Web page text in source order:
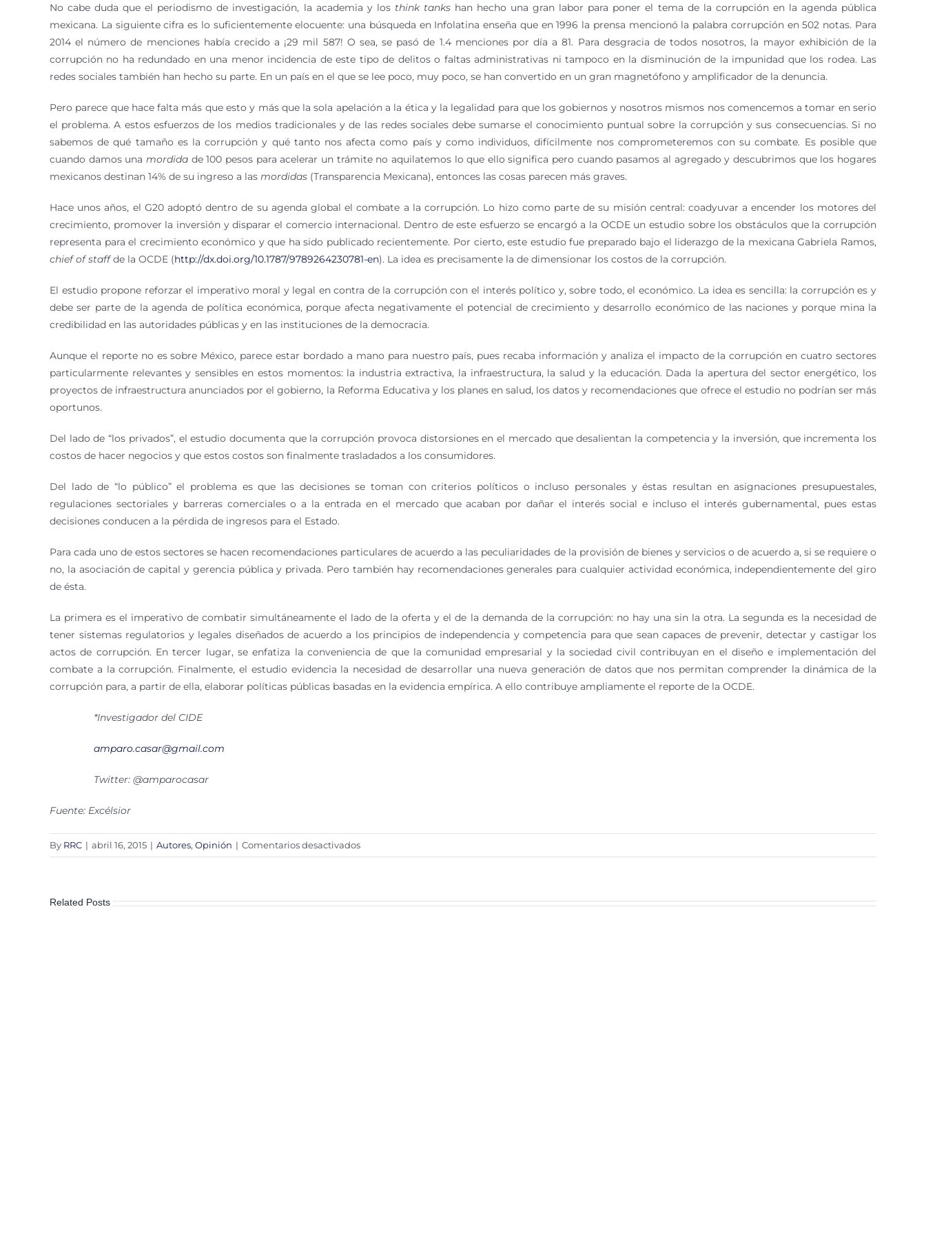
No cabe duda que el periodismo de investigación, la academia y los think tankshan hecho una gran labor para poner el tema de la corrupción en la agenda pública
mexicana. La siguiente cifra es lo suficientemente elocuente: una búsqueda en Infolatina enseña que en 1996 la prensa mencionó la palabra corrupción en 502 notas. Para
2014 el número de menciones había crecido a ¡29 mil 587! O sea, se pasó de 1.4 menciones por día a 81. Para desgracia de todos nosotros, la mayor exhibición de la
corrupción no ha redundado en una menor incidencia de este tipo de delitos o faltas administrativas ni tampoco en la disminución de la impunidad que los rodea. Las
redes sociales también han hecho su parte. En un país en el que se lee poco, muy poco, se han convertido en un gran magnetófono y amplificador de la denuncia.
Pero parece que hace falta más que esto y más que la sola apelación a la ética y la legalidad para que los gobiernos y nosotros mismos nos comencemos a tomar en serio
el problema. A estos esfuerzos de los medios tradicionales y de las redes sociales debe sumarse el conocimiento puntual sobre la corrupción y sus consecuencias. Si no
sabemos de qué tamaño es la corrupción y qué tanto nos afecta como país y como individuos, difícilmente nos comprometeremos con su combate. Es posible que
cuando damos una mordidade 100 pesos para acelerar un trámite no aquilatemos lo que ello significa pero cuando pasamos al agregado y descubrimos que los hogares
mexicanos destinan 14% de su ingreso a las mordidas (Transparencia Mexicana), entonces las cosas parecen más graves.
Hace unos años, el G20 adoptó dentro de su agenda global el combate a la corrupción. Lo hizo como parte de su misión central: coadyuvar a encender los motores del
crecimiento, promover la inversión y disparar el comercio internacional. Dentro de este esfuerzo se encargó a la OCDE un estudio sobre los obstáculos que la corrupción
representa para el crecimiento económico y que ha sido publicado recientemente. Por cierto, este estudio fue preparado bajo el liderazgo de la mexicana Gabriela Ramos,
chief of staffde la OCDE (http://dx.doi.org/10.1787/9789264230781-en). La idea es precisamente la de dimensionar los costos de la corrupción.
El estudio propone reforzar el imperativo moral y legal en contra de la corrupción con el interés político y, sobre todo, el económico. La idea es sencilla: la corrupción es y
debe ser parte de la agenda de política económica, porque afecta negativamente el potencial de crecimiento y desarrollo económico de las naciones y porque mina la
credibilidad en las autoridades públicas y en las instituciones de la democracia.
Aunque el reporte no es sobre México, parece estar bordado a mano para nuestro país, pues recaba información y analiza el impacto de la corrupción en cuatro sectores
particularmente relevantes y sensibles en estos momentos: la industria extractiva, la infraestructura, la salud y la educación. Dada la apertura del sector energético, los
proyectos de infraestructura anunciados por el gobierno, la Reforma Educativa y los planes en salud, los datos y recomendaciones que ofrece el estudio no podrían ser más
oportunos.
Del lado de “los privados”, el estudio documenta que la corrupción provoca distorsiones en el mercado que desalientan la competencia y la inversión, que incrementa los
costos de hacer negocios y que estos costos son finalmente trasladados a los consumidores.
Del lado de “lo público” el problema es que las decisiones se toman con criterios políticos o incluso personales y éstas resultan en asignaciones presupuestales,
regulaciones sectoriales y barreras comerciales o a la entrada en el mercado que acaban por dañar el interés social e incluso el interés gubernamental, pues estas
decisiones conducen a la pérdida de ingresos para el Estado.
Para cada uno de estos sectores se hacen recomendaciones particulares de acuerdo a las peculiaridades de la provisión de bienes y servicios o de acuerdo a, si se requiere o
no, la asociación de capital y gerencia pública y privada. Pero también hay recomendaciones generales para cualquier actividad económica, independientemente del giro
de ésta.
La primera es el imperativo de combatir simultáneamente el lado de la oferta y el de la demanda de la corrupción: no hay una sin la otra. La segunda es la necesidad de
tener sistemas regulatorios y legales diseñados de acuerdo a los principios de independencia y competencia para que sean capaces de prevenir, detectar y castigar los
actos de corrupción. En tercer lugar, se enfatiza la conveniencia de que la comunidad empresarial y la sociedad civil contribuyan en el diseño e implementación del
combate a la corrupción. Finalmente, el estudio evidencia la necesidad de desarrollar una nueva generación de datos que nos permitan comprender la dinámica de la
corrupción para, a partir de ella, elaborar políticas públicas basadas en la evidencia empírica. A ello contribuye ampliamente el reporte de la OCDE.
*Investigador del CIDE
amparo.casar@gmail.com
Twitter: @amparocasar
Fuente: Excélsior
By RRC | abril 16, 2015 | Autores, Opinión | Comentarios desactivadosen
Documentar
Related Posts